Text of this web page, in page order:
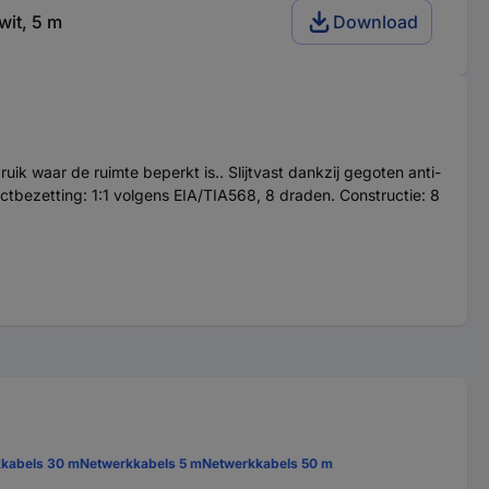
5 m Download
waar de ruimte beperkt is.. Slijtvast dankzij gegoten anti-
1:1 volgens EIA/TIA568, 8 draden. Constructie: 8
30 mNetwerkkabels 5 mNetwerkkabels 50 m